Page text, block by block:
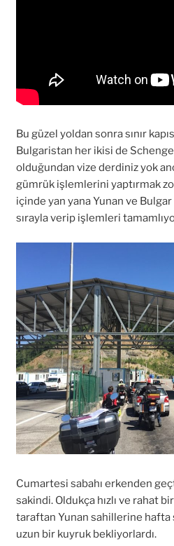
Bu güzel yoldan sonra sınır
Bulgaristan her ikisi de
olduğundan vize derdiniz yok
gümrük işlemlerini yaptırmak
içinde yan yana Yunan ve Bulgar
sırayla verip işlemleri
Cumartesi sabahı erkenden
sakindi. Oldukça hızlı ve rahat
taraftan Yunan sahillerine
uzun bir kuyruk bekliyorlardı.